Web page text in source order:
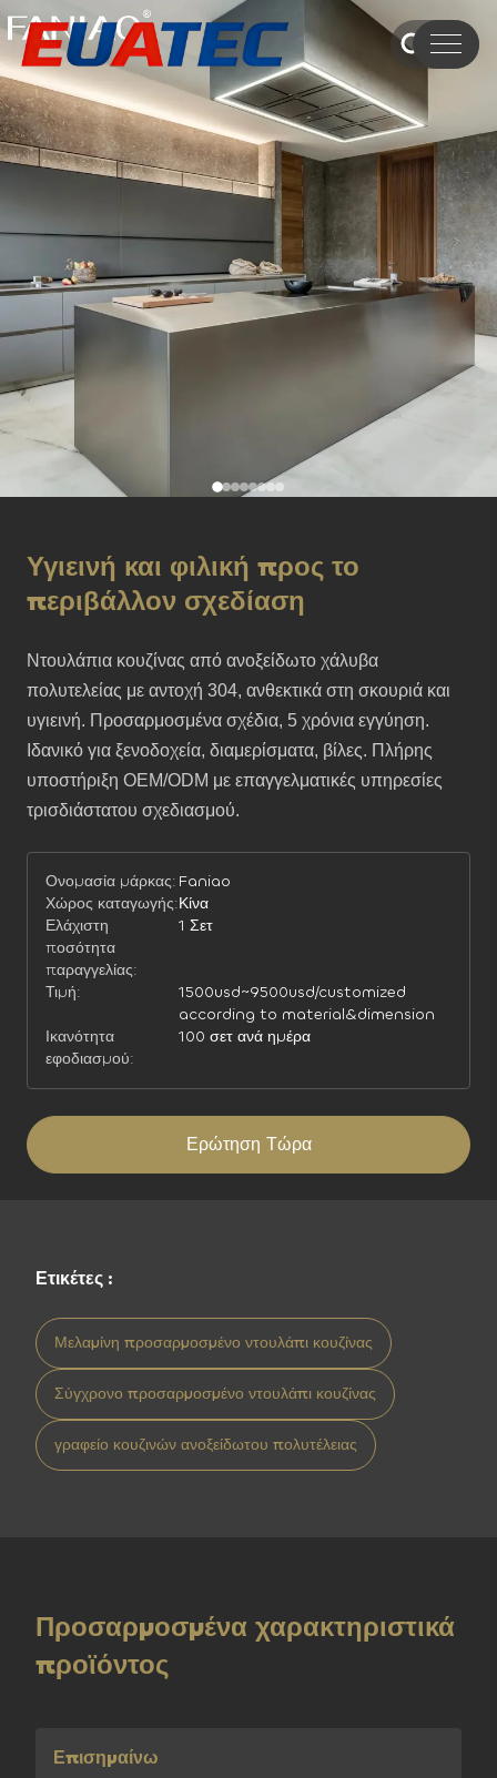
Υγιεινή και φιλική προς το
περιβάλλον σχεδίαση
Ντουλάπια κουζίνας από ανοξείδωτο χάλυβα
πολυτελείας με αντοχή 304, ανθεκτικά στη σκουριά και
υγιεινή. Προσαρμοσμένα σχέδια, 5 χρόνια εγγύηση.
Ιδανικό για ξενοδοχεία, διαμερίσματα, βίλες. Πλήρης
υποστήριξη OEM/ODM με επαγγελματικές υπηρεσίες
τρισδιάστατου σχεδιασμού.
Ονομασία μάρκας: Faniao
Χώρος καταγωγής:Κίνα
Ελάχιστη
ποσότητα
παραγγελίας:
1 Σετ
Τιμή:
1500usd~9500usd/customized
according to material&dimension
Ικανότητα
εφοδιασμού:
100 σετ ανά ημέρα
Ερώτηση Τώρα
Ετικέτες :
Μελαμίνη προσαρμοσμένο ντουλάπι κουζίνας
Σύγχρονο προσαρμοσμένο ντουλάπι κουζίνας
γραφείο κουζινών ανοξείδωτου πολυτέλειας
Προσαρμοσμένα χαρακτηριστικά
προϊόντος
Επισημαίνω